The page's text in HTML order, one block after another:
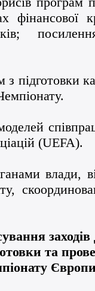
фінансової
з підготовки
(UEFA).
влади,
та